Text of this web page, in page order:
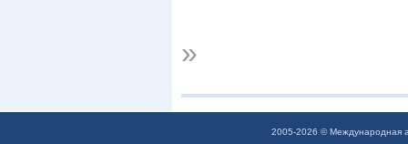
»
2005-2026 © Международная